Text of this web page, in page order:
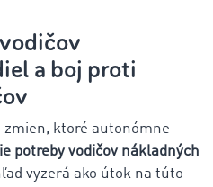
a boj proti
ktoré autonómne
potreby vodičov nákladných
vyzerá ako útok na túto